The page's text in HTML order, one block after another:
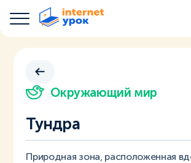
Окружающий мир
Тундра
Природная зона, расположенная